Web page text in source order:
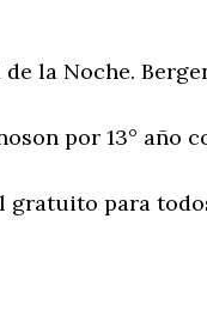
la Noche.
por 13° año
gratuito para